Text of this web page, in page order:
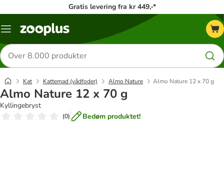
Gratis levering fra kr 449,-*
Menu
Søg
efter
produkter
Kat Kattemad (vådfoder) Almo Nature Almo Nature 12 x 70 g
Almo Nature 12 x 70 g
Kyllingebryst
(0) Bedøm produktet!